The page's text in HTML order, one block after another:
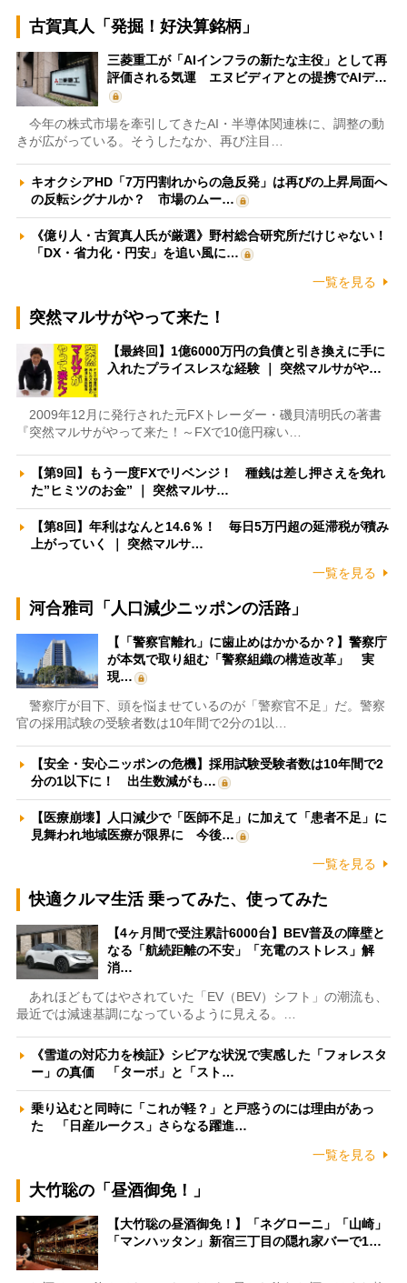
古賀真人「発掘！好決算銘柄」
三菱重工が「AIインフラの新たな主役」として再
評価される気運 エヌビディアとの提携でAIデ…
今年の株式市場を牽引してきたAI・半導体関連株に、調整の動
きが広がっている。そうしたなか、再び注目…
キオクシアHD「7万円割れからの急反発」は再びの上昇局面へ
の反転シグナルか？ 市場のムー…
《億り人・古賀真人氏が厳選》野村総合研究所だけじゃない！
「DX・省力化・円安」を追い風に…
一覧を見る
突然マルサがやって来た！
【最終回】1億6000万円の負債と引き換えに手に
入れたプライスレスな経験 ｜ 突然マルサがや…
2009年12月に発行された元FXトレーダー・磯貝清明氏の著書
『突然マルサがやって来た！～FXで10億円稼い…
【第9回】もう一度FXでリベンジ！ 種銭は差し押さえを免れ
た”ヒミツのお金” ｜ 突然マルサ…
【第8回】年利はなんと14.6％！ 毎日5万円超の延滞税が積み
上がっていく ｜ 突然マルサ…
一覧を見る
河合雅司「人口減少ニッポンの活路」
【「警察官離れ」に歯止めはかかるか？】警察庁
が本気で取り組む「警察組織の構造改革」 実
現…
警察庁が目下、頭を悩ませているのが「警察官不足」だ。警察
官の採用試験の受験者数は10年間で2分の1以…
【安全・安心ニッポンの危機】採用試験受験者数は10年間で2
分の1以下に！ 出生数減がも…
【医療崩壊】人口減少で「医師不足」に加えて「患者不足」に
見舞われ地域医療が限界に 今後…
一覧を見る
快適クルマ生活 乗ってみた、使ってみた
【4ヶ月間で受注累計6000台】BEV普及の障壁と
なる「航続距離の不安」「充電のストレス」解
消…
あれほどもてはやされていた「EV（BEV）シフト」の潮流も、
最近では減速基調になっているように見える。…
《雪道の対応力を検証》シビアな状況で実感した「フォレスタ
ー」の真価 「ターボ」と「スト…
乗り込むと同時に「これが軽？」と戸惑うのには理由があっ
た 「日産ルークス」さらなる躍進…
一覧を見る
大竹聡の「昼酒御免！」
【大竹聡の昼酒御免！】「ネグローニ」「山崎」
「マンハッタン」新宿三丁目の隠れ家バーで1…